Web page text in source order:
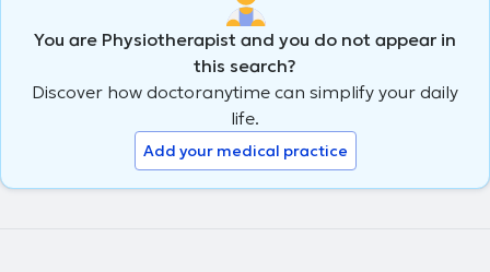
You are Physiotherapist and you do not appear in
this search?
Discover how doctoranytime can simplify your daily
life.
Add your medical practice